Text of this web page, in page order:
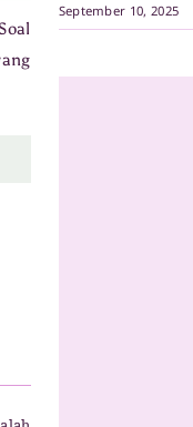
September 10, 2025